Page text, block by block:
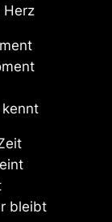
Herz
bleibt